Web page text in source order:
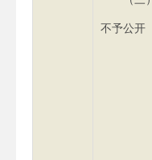
不予公开